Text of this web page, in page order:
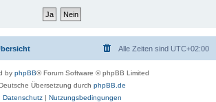
Alle Zeiten sind UTC+02:00
by phpBB® Forum Software © phpBB Limited
Übersetzung durch phpBB.de
Datenschutz| Nutzungsbedingungen